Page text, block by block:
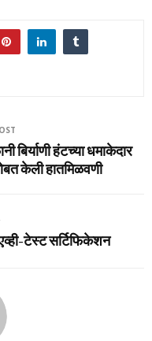
बिर्याणी हंटच्‍या धमाकेदार
केली हातमिळवणी
टेस्‍ट सर्टिफिकेशन